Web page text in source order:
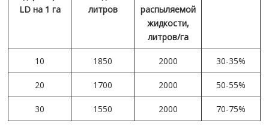
LD на 1 га
литров
распыляемой
жидкости,
литров/га
10 1850 2000 30-35%
20 1700 2000 50-55%
30 1550 2000 70-75%